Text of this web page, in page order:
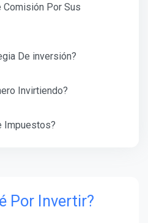
Comisión Por Sus
De inversión?
Invirtiendo?
Impuestos?
Por Invertir?